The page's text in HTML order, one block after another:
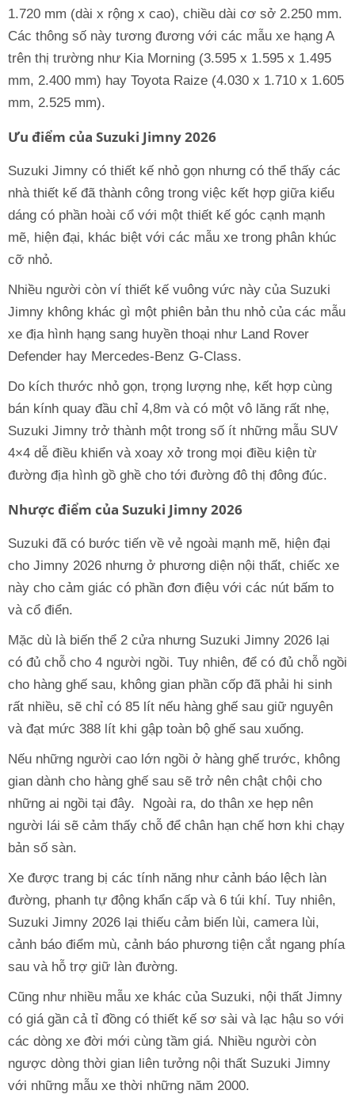
1.720 mm (dài x rộng x cao), chiều dài cơ sở 2.250 mm.
Các thông số này tương đương với các mẫu xe hạng A
trên thị trường như Kia Morning (3.595 x 1.595 x 1.495
mm, 2.400 mm) hay Toyota Raize (4.030 x 1.710 x 1.605
mm, 2.525 mm).
Ưu điểm của Suzuki Jimny 2026
Suzuki Jimny có thiết kế nhỏ gọn nhưng có thể thấy các
nhà thiết kế đã thành công trong việc kết hợp giữa kiểu
dáng có phần hoài cổ với một thiết kế góc cạnh mạnh
mẽ, hiện đại, khác biệt với các mẫu xe trong phân khúc
cỡ nhỏ.
Nhiều người còn ví thiết kế vuông vức này của Suzuki
Jimny không khác gì một phiên bản thu nhỏ của các mẫu
xe địa hình hạng sang huyền thoại như Land Rover
Defender hay Mercedes-Benz G-Class.
Do kích thước nhỏ gọn, trọng lượng nhẹ, kết hợp cùng
bán kính quay đầu chỉ 4,8m và có một vô lăng rất nhẹ,
Suzuki Jimny trở thành một trong số ít những mẫu SUV
4×4 dễ điều khiển và xoay xở trong mọi điều kiện từ
đường địa hình gồ ghề cho tới đường đô thị đông đúc.
Nhược điểm của Suzuki Jimny 2026
Suzuki đã có bước tiến về vẻ ngoài mạnh mẽ, hiện đại
cho Jimny 2026 nhưng ở phương diện nội thất, chiếc xe
này cho cảm giác có phần đơn điệu với các nút bấm to
và cổ điển.
Mặc dù là biến thể 2 cửa nhưng Suzuki Jimny 2026 lại
có đủ chỗ cho 4 người ngồi. Tuy nhiên, để có đủ chỗ ngồi
cho hàng ghế sau, không gian phần cốp đã phải hi sinh
rất nhiều, sẽ chỉ có 85 lít nếu hàng ghế sau giữ nguyên
và đạt mức 388 lít khi gập toàn bộ ghế sau xuống.
Nếu những người cao lớn ngồi ở hàng ghế trước, không
gian dành cho hàng ghế sau sẽ trở nên chật chội cho
những ai ngồi tại đây. Ngoài ra, do thân xe hẹp nên
người lái sẽ cảm thấy chỗ để chân hạn chế hơn khi chạy
bản số sàn.
Xe được trang bị các tính năng như cảnh báo lệch làn
đường, phanh tự động khẩn cấp và 6 túi khí. Tuy nhiên,
Suzuki Jimny 2026 lại thiếu cảm biến lùi, camera lùi,
cảnh báo điểm mù, cảnh báo phương tiện cắt ngang phía
sau và hỗ trợ giữ làn đường.
Cũng như nhiều mẫu xe khác của Suzuki, nội thất Jimny
có giá gần cả tỉ đồng có thiết kế sơ sài và lạc hậu so với
các dòng xe đời mới cùng tầm giá. Nhiều người còn
ngược dòng thời gian liên tưởng nội thất Suzuki Jimny
với những mẫu xe thời những năm 2000.